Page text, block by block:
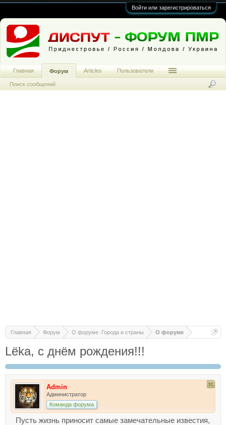
Войти или зарегистрироваться
Главная Форум О форуме. Города и страны О форуме
Lёka, с днём рождения!!!
Admin
Администратор
Команда форума
Пусть жизнь приносит самые замечательные известия,
Главная Форум
Поиск сообщений
Articles Пользователи